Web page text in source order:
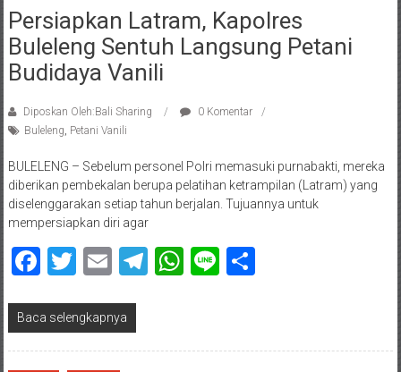
Persiapkan Latram, Kapolres
Buleleng Sentuh Langsung Petani
Budidaya Vanili
Diposkan Oleh:Bali Sharing
0 Komentar
Buleleng, Petani Vanili
BULELENG – Sebelum personel Polri memasuki purnabakti, mereka
diberikan pembekalan berupa pelatihan ketrampilan (Latram) yang
diselenggarakan setiap tahun berjalan. Tujuannya untuk
mempersiapkan diri agar
Facebook
Twitter
EmailTelegram
WhatsApp
LineShare
Baca selengkapnya